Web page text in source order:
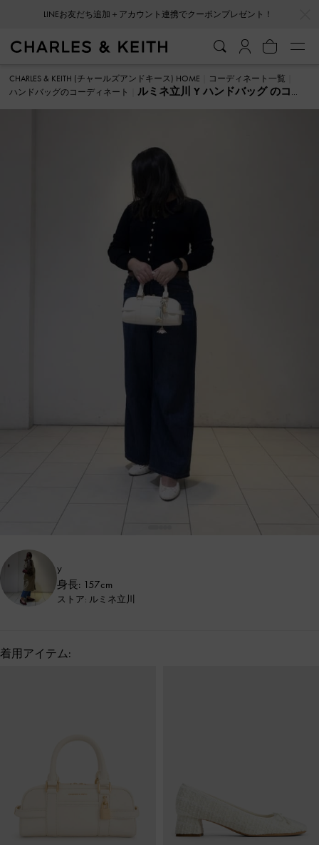
LINEお友だち追加＋アカウント連携でクーポンプレゼント！
CHARLES & KEITH (チャールズアンドキース) HOME
コーディネート一覧
ハンドバッグのコーディネート
ルミネ立川 Y ハンドバッグ のコー
y
身長: 157cm
ストア: ルミネ立川
着用アイテム: